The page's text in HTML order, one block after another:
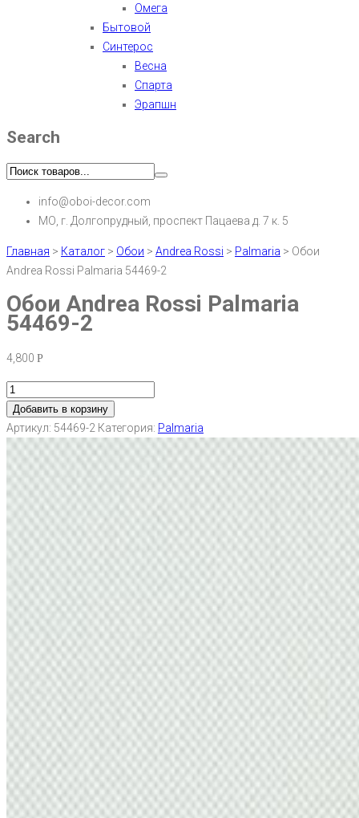
Омега
Бытовой
Синтерос
Весна
Спарта
Эрапшн
Search
info@oboi-decor.com
МО, г. Долгопрудный, проспект Пацаева д. 7 к. 5
Главная > Каталог > Обои > Andrea Rossi > Palmaria > Обои
Andrea Rossi Palmaria 54469-2
Обои Andrea Rossi Palmaria
54469-2
4,800 Р
Добавить в корзину
Артикул: 54469-2 Категория: Palmaria